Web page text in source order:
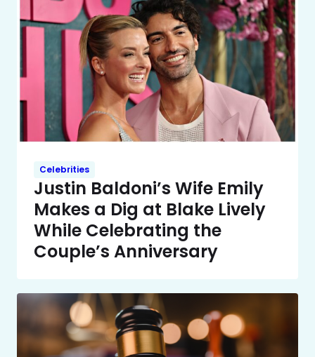
Celebrities
Justin Baldoni’s Wife Emily
Makes a Dig at Blake Lively
While Celebrating the
Couple’s Anniversary